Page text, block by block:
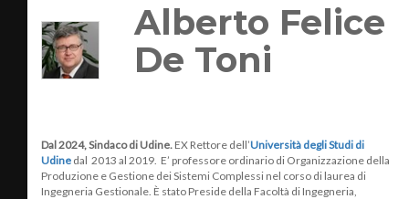
Alberto Felice
De Toni
Dal 2024, Sindaco di Udine. EX Rettore dell’Università degli Studi di
Udine dal 2013 al 2019. E’ professore ordinario di Organizzazione della
Produzione e Gestione dei Sistemi Complessi nel corso di laurea di
Ingegneria Gestionale. È stato Preside della Facoltà di Ingegneria,